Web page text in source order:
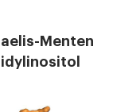
Menten